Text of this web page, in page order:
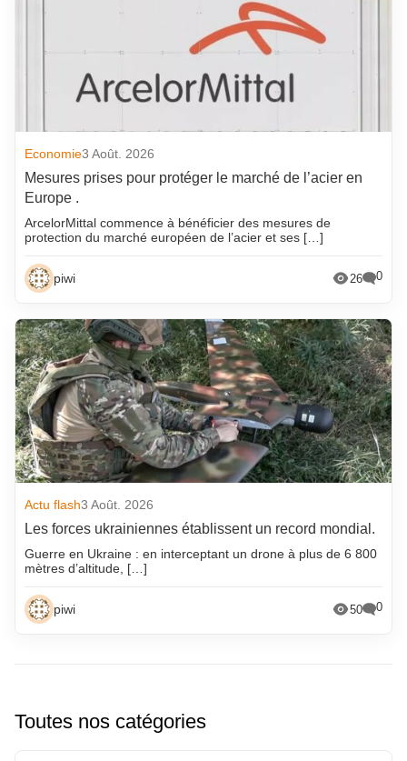
Economie3 Août. 2026
Mesures prises pour protéger le marché de l’acier en
Europe .
ArcelorMittal commence à bénéficier des mesures de
protection du marché européen de l’acier et ses […]
piwi 26 0
Actu flash3 Août. 2026
Les forces ukrainiennes établissent un record mondial.
Guerre en Ukraine : en interceptant un drone à plus de 6 800
mètres d’altitude, […]
piwi 50 0
Toutes nos catégories